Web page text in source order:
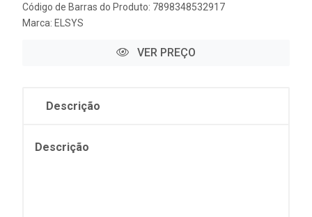
Código de Barras do Produto: 7898348532917
Marca: ELSYS
VER PREÇO
Descrição
Descrição